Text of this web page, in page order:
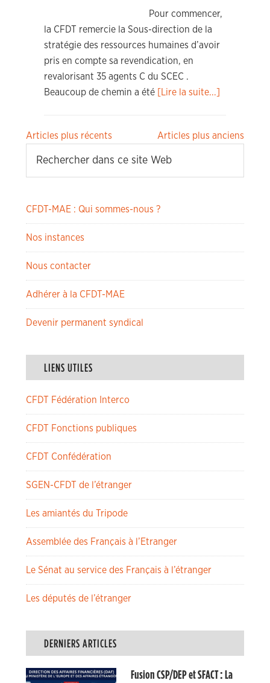
Pour commencer,
la CFDT remercie la Sous-direction de la
stratégie des ressources humaines d’avoir
pris en compte sa revendication, en
revalorisant 35 agents C du SCEC .
Beaucoup de chemin a été
[Lire la suite...]
Navigation
des
articles
Articles plus anciens
Articles plus récents
CFDT-MAE : Qui sommes-nous ?
Nos instances
Nous contacter
Adhérer à la CFDT-MAE
Devenir permanent syndical
LIENS UTILES
CFDT Fédération Interco
CFDT Fonctions publiques
CFDT Confédération
SGEN-CFDT de l’étranger
Les amiantés du Tripode
Assemblée des Français à l’Etranger
Le Sénat au service des Français à l’étranger
Les députés de l’étranger
DERNIERS ARTICLES
Fusion CSP/DEP et SFACT : La